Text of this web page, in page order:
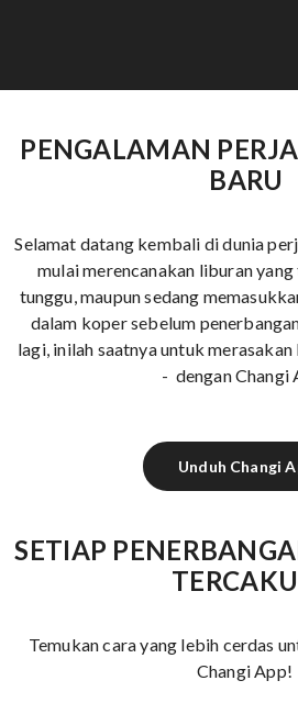
PENGALAMAN
BARU
Selamat datang kembali di dunia
mulai merencanakan liburan
tunggu, maupun sedang
dalam koper sebelum
lagi, inilah saatnya untuk
- dengan Changi
Unduh Changi
SETIAP
Temukan cara yang lebih cerdas
Changi App!